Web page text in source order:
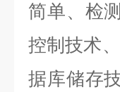
简单、检
控制技术
据库储存